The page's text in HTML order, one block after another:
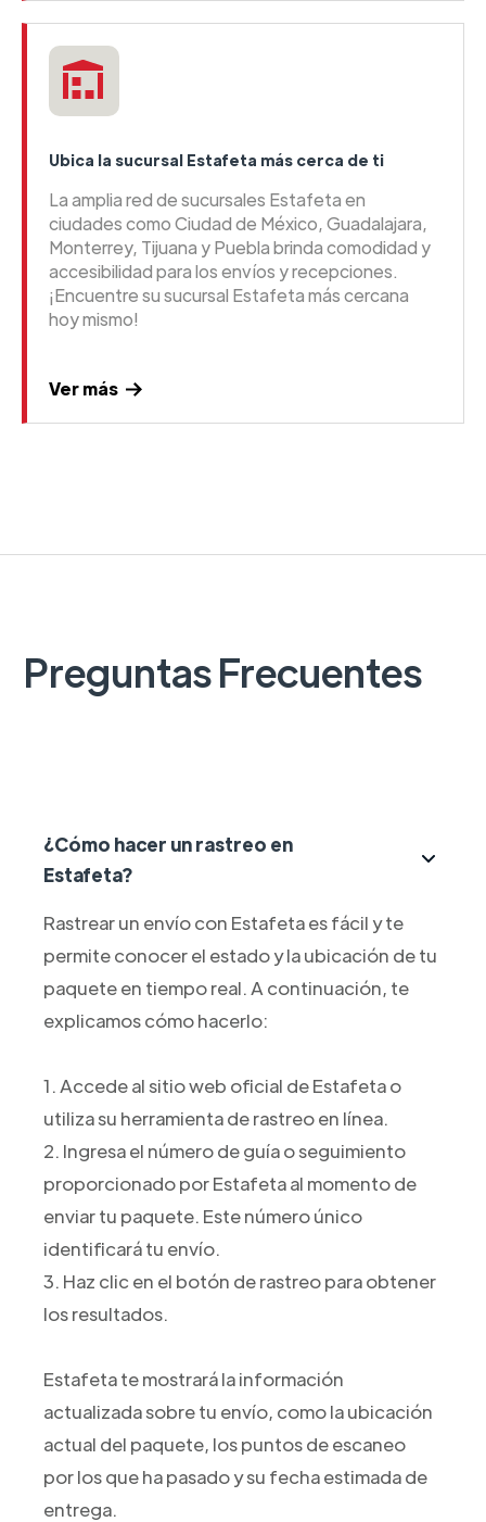
Ubica la sucursal Estafeta más cerca de ti
La amplia red de sucursales Estafeta en
ciudades como Ciudad de México, Guadalajara,
Monterrey, Tijuana y Puebla brinda comodidad y
accesibilidad para los envíos y recepciones.
¡Encuentre su sucursal Estafeta más cercana
hoy mismo!
Ver más
Preguntas Frecuentes
¿Cómo hacer un rastreo en
Estafeta?
Rastrear un envío con Estafeta es fácil y te
permite conocer el estado y la ubicación de tu
paquete en tiempo real. A continuación, te
explicamos cómo hacerlo:
1. Accede al sitio web oficial de Estafeta o
utiliza su herramienta de rastreo en línea.
2. Ingresa el número de guía o seguimiento
proporcionado por Estafeta al momento de
enviar tu paquete. Este número único
identificará tu envío.
3. Haz clic en el botón de rastreo para obtener
los resultados.
Estafeta te mostrará la información
actualizada sobre tu envío, como la ubicación
actual del paquete, los puntos de escaneo
por los que ha pasado y su fecha estimada de
entrega.